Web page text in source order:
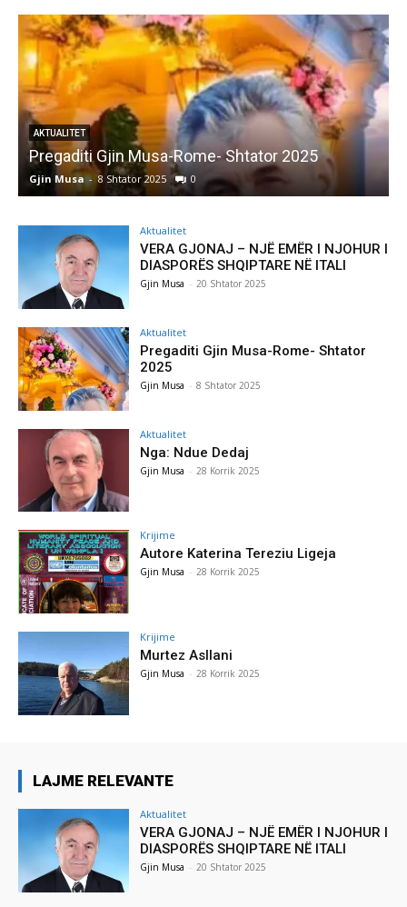
AKTUALITET
Pregaditi Gjin Musa-Rome- Shtator 2025
Gjin Musa - 8 Shtator 2025 0
Aktualitet
VERA GJONAJ – NJË EMËR I NJOHUR I
DIASPORËS SHQIPTARE NË ITALI
Gjin Musa - 20 Shtator 2025
Aktualitet
Pregaditi Gjin Musa-Rome- Shtator
2025
Gjin Musa - 8 Shtator 2025
Aktualitet
Nga: Ndue Dedaj
Gjin Musa - 28 Korrik 2025
Krijime
Autore Katerina Tereziu Ligeja
Gjin Musa - 28 Korrik 2025
Krijime
Murtez Asllani
Gjin Musa - 28 Korrik 2025
LAJME RELEVANTE
Aktualitet
VERA GJONAJ – NJË EMËR I NJOHUR I
DIASPORËS SHQIPTARE NË ITALI
Gjin Musa - 20 Shtator 2025